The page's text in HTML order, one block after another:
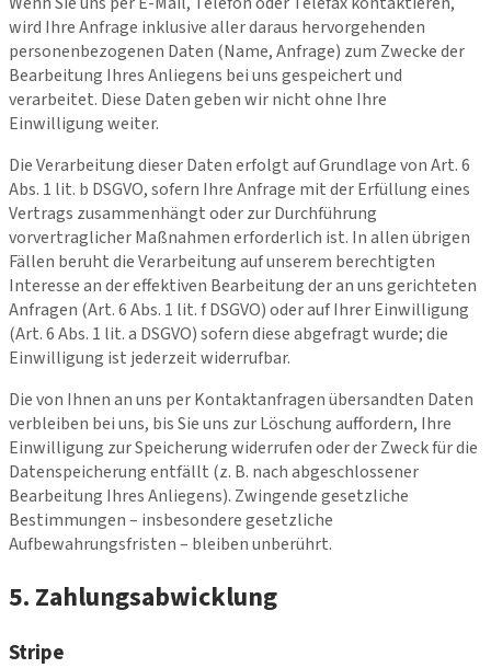
wird Ihre Anfrage inklusive aller daraus hervorgehenden
personenbezogenen Daten (Name, Anfrage) zum Zwecke der
Bearbeitung Ihres Anliegens bei uns gespeichert und
verarbeitet. Diese Daten geben wir nicht ohne Ihre
Einwilligung weiter.
Die Verarbeitung dieser Daten erfolgt auf Grundlage von Art. 6
Abs. 1 lit. b DSGVO, sofern Ihre Anfrage mit der Erfüllung eines
Vertrags zusammenhängt oder zur Durchführung
vorvertraglicher Maßnahmen erforderlich ist. In allen übrigen
Fällen beruht die Verarbeitung auf unserem berechtigten
Interesse an der effektiven Bearbeitung der an uns gerichteten
Anfragen (Art. 6 Abs. 1 lit. f DSGVO) oder auf Ihrer Einwilligung
(Art. 6 Abs. 1 lit. a DSGVO) sofern diese abgefragt wurde; die
Einwilligung ist jederzeit widerrufbar.
Die von Ihnen an uns per Kontaktanfragen übersandten Daten
verbleiben bei uns, bis Sie uns zur Löschung auffordern, Ihre
Einwilligung zur Speicherung widerrufen oder der Zweck für die
Datenspeicherung entfällt (z. B. nach abgeschlossener
Bearbeitung Ihres Anliegens). Zwingende gesetzliche
Bestimmungen – insbesondere gesetzliche
Aufbewahrungsfristen – bleiben unberührt.
5. Zahlungsabwicklung
Stripe